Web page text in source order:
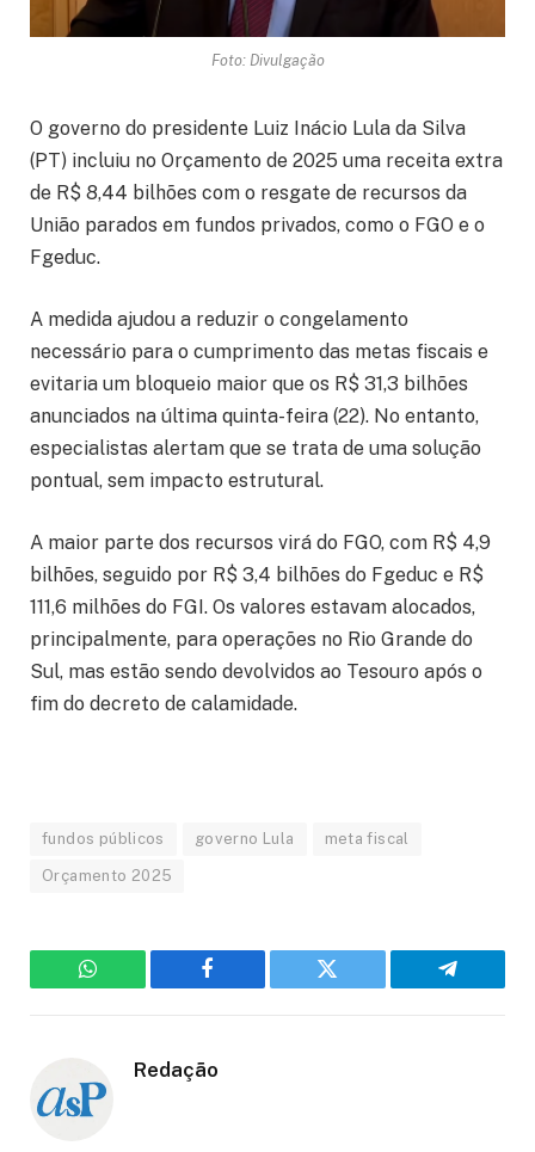
Foto: Divulgação
O governo do presidente Luiz Inácio Lula da Silva
(PT) incluiu no Orçamento de 2025 uma receita extra
de R$ 8,44 bilhões com o resgate de recursos da
União parados em fundos privados, como o FGO e o
Fgeduc.
A medida ajudou a reduzir o congelamento
necessário para o cumprimento das metas fiscais e
evitaria um bloqueio maior que os R$ 31,3 bilhões
anunciados na última quinta-feira (22). No entanto,
especialistas alertam que se trata de uma solução
pontual, sem impacto estrutural.
A maior parte dos recursos virá do FGO, com R$ 4,9
bilhões, seguido por R$ 3,4 bilhões do Fgeduc e R$
111,6 milhões do FGI. Os valores estavam alocados,
principalmente, para operações no Rio Grande do
Sul, mas estão sendo devolvidos ao Tesouro após o
fim do decreto de calamidade.
fundos públicos governo Lula meta fiscal
Orçamento 2025
WhatsApp Facebook Twitter Telegram
Redação